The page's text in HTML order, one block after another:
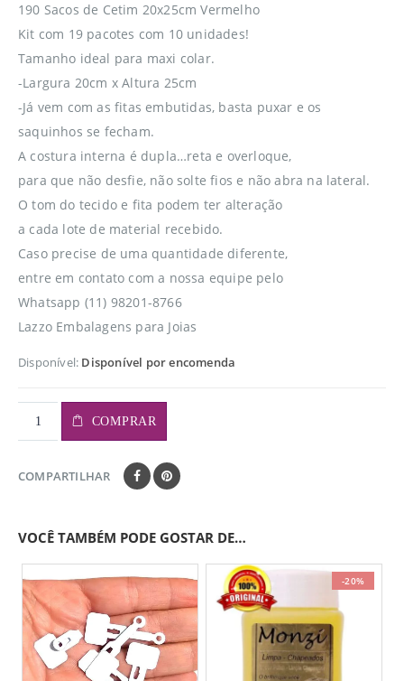
190 Sacos de Cetim 20x25cm Vermelho
Kit com 19 pacotes com 10 unidades!
Tamanho ideal para maxi colar.
-Largura 20cm x Altura 25cm
-Já vem com as fitas embutidas, basta puxar e os
saquinhos se fecham.
A costura interna é dupla…reta e overloque,
para que não desfie, não solte fios e não abra na lateral.
O tom do tecido e fita podem ter alteração
a cada lote de material recebido.
Caso precise de uma quantidade diferente,
entre em contato com a nossa equipe pelo
Whatsapp (11) 98201-8766
Lazzo Embalagens para Joias
Disponível: Disponível por encomenda
COMPRAR
COMPARTILHAR
VOCÊ TAMBÉM PODE GOSTAR DE…
-20%